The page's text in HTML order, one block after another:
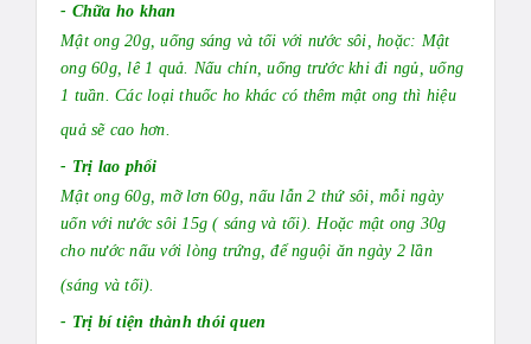
- Chữa ho khan
Mật ong 20g, uống sáng và tối với nước sôi, hoặc: Mật
ong 60g, lê 1 quả. Nấu chín, uống trước khi đi ngủ, uống
1 tuần. Các loại thuốc ho khác có thêm mật ong thì hiệu
quả sẽ cao hơn.
- Trị lao phổi
Mật ong 60g, mỡ lơn 60g, nấu lẫn 2 thứ sôi, mỗi ngày
uốn với nước sôi 15g ( sáng và tối). Hoặc mật ong 30g
cho nước nấu với lòng trứng, để nguội ăn ngày 2 lần
(sáng và tối).
- Trị bí tiện thành thói quen